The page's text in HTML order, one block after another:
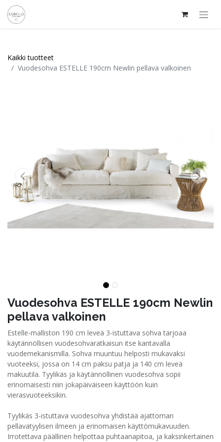
Kaikki tuotteet
Vuodesohva ESTELLE 190cm Newlin pellava valkoinen
Vuodesohva ESTELLE 190cm Newlin
pellava valkoinen
Estelle-malliston 190 cm leveä 3-istuttava sohva tarjoaa
käytännöllisen vuodesohvaratkaisun itse kantavalla
vuodemekanismilla. Sohva muuntuu helposti mukavaksi
vuoteeksi, jossa on 14 cm paksu patja ja 140 cm leveä
makuutila. Tyylikäs ja käytännöllinen vuodesohva sopii
erinomaisesti niin jokapäiväiseen käyttöön kuin
vierasvuoteeksikin.
Tyylikäs 3-istuttava vuodesohva yhdistää ajattoman
pellavatyylisen ilmeen ja erinomaisen käyttömukavuuden.
Irrotettava päällinen helpottaa puhtaanapitoa, ja kaksinkertainen